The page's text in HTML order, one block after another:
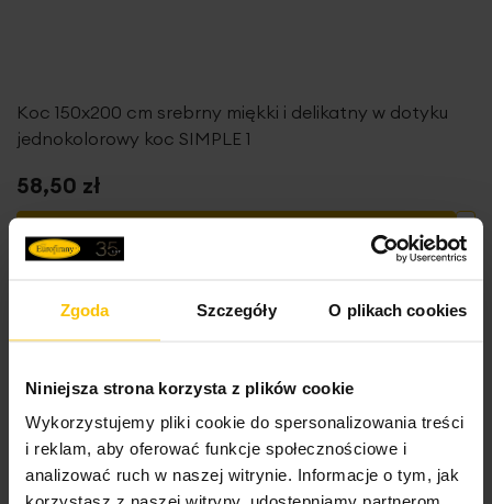
Zgoda Szczegóły O plikach cookies
Niniejsza strona korzysta z plików cookie
Wykorzystujemy pliki cookie do spersonalizowania treści
i reklam, aby oferować funkcje społecznościowe i
analizować ruch w naszej witrynie. Informacje o tym, jak
Koc 150x200 cm srebrny miękki i delikatny w dotyku
jednokolorowy koc SIMPLE 1
58,50 zł